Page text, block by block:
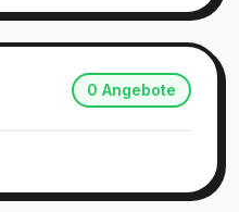
0 Angebote